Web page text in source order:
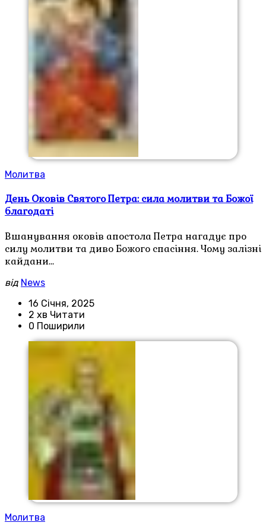
Молитва
День Оковів Святого Петра: сила молитви та Божої
благодаті
Вшанування оковів апостола Петра нагадує про
силу молитви та диво Божого спасіння. Чому залізні
кайдани…
від News
16 Січня, 2025
2 хв Читати
0 Поширили
Молитва